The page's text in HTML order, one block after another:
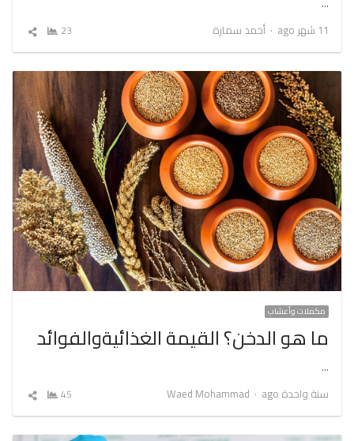
11 شهر ago
Author
أحمد سمارة 23
شارك
مكملات وأعشاب
ما هو الدخن؟ القيمة الغذائيةوالفوائد
…
سنة واحدة ago
Author
Waed Mohammad
45
شارك